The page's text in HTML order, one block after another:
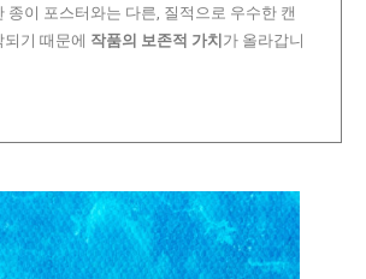
종이 포스터와는 다른, 질적으로 우수한 캔
기 때문에 작품의 보존적 가치 가 올라갑니